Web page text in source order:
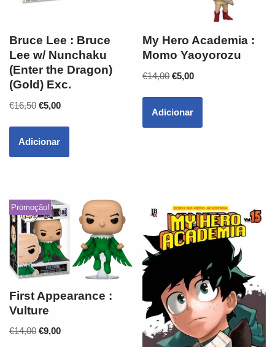
Bruce Lee : Bruce
Lee w/ Nunchaku
(Enter the Dragon)
(Gold) Exc.
€16,50 €5,00
Adicionar
My Hero Academia :
Momo Yaoyorozu
€14,00 €5,00
Adicionar
Promoção!
First Appearance :
Vulture
€14,00 €9,00